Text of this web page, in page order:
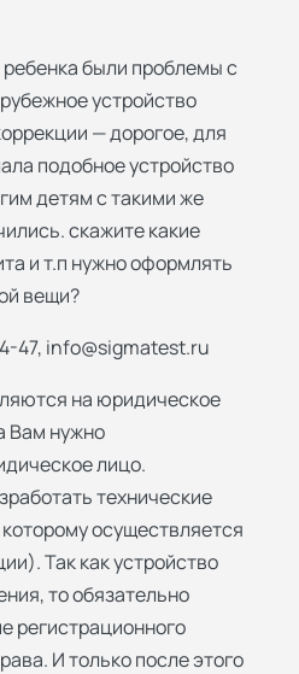
были проблемы с
устройство
— дорогое, для
подобное устройство
детям с такими же
скажите какие
и т.п нужно оформлять
вещи?
47, info@sigmatest.ru
на юридическое
Вам нужно
лицо.
технические
осуществляется
Так как устройство
то обязательно
регистрационного
И только после этого